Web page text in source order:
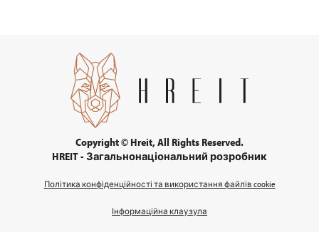
Copyright © Hreit, All Rights Reserved.
HREIT - Загальнонаціональний розробник
Політика конфіденційності та використання файлів cookie
Інформаційна клаузула